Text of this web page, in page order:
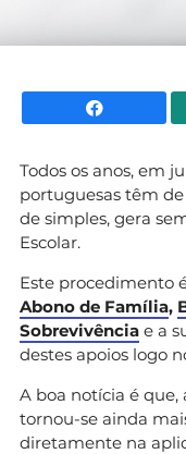
Todos os anos, em
portuguesas têm
de simples, gera
Escolar.
Este procedimento
Abono de Família,
Sobrevivência e a
destes apoios logo
A boa notícia é que,
tornou-se ainda
diretamente na